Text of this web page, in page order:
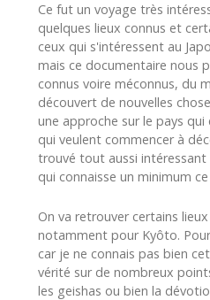
Ce fut un voyage très
quelques lieux connus et
ceux qui s'intéressent au
mais ce documentaire nous
connus voire méconnus, du
découvert de nouvelles
une approche sur le pays
qui veulent commencer à
trouvé tout aussi
qui connaisse un minimum
On va retrouver certains
notamment pour Kyôto.
car je ne connais pas bien
vérité sur de nombreux
les geishas ou bien la